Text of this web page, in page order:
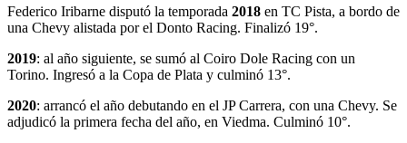
Federico Iribarne disputó la temporada 2018 en TC Pista, a bordo de
una Chevy alistada por el Donto Racing. Finalizó 19°.
2019: al año siguiente, se sumó al Coiro Dole Racing con un
Torino. Ingresó a la Copa de Plata y culminó 13°.
2020: arrancó el año debutando en el JP Carrera, con una Chevy. Se
adjudicó la primera fecha del año, en Viedma. Culminó 10°.